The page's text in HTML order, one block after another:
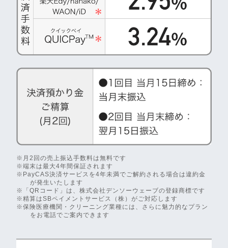
※月2回の売上振込手数料は無料です
※端末は最大4年間保証されます
※PayCAS決済サービスを4年未満でご解約される場合は違約金
が発生いたします
※「QRコード」は、株式会社デンソーウェーブの登録商標です
※精算はSBペイメントサービス（株）がご対応します
※保険医療機関・クリーニング業種には、さらに魅力的なプラン
をお電話でご案内できます